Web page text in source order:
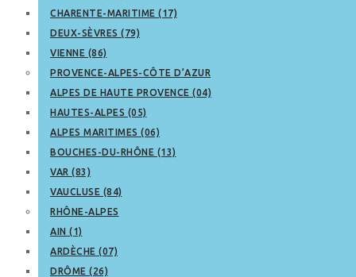
CHARENTE-MARITIME (17)
DEUX-SÈVRES (79)
VIENNE (86)
PROVENCE-ALPES-CÔTE D’AZUR
ALPES DE HAUTE PROVENCE (04)
HAUTES-ALPES (05)
ALPES MARITIMES (06)
BOUCHES-DU-RHÔNE (13)
VAR (83)
VAUCLUSE (84)
RHÔNE-ALPES
AIN (1)
ARDÈCHE (07)
DRÔME (26)